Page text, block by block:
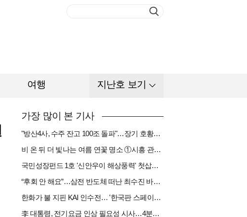
여행 지난호 보기
가장 많이 본 기사
"방산4사, 수주 잔고 100조 돌파"…장기 호황기 들어섰다[다시 나는 K방산①]
비 온 뒤 더 빛나는 여름 연꽃 명소 ①시흥 관곡지
국민성장펀드 1호 '신안우이 해상풍력' 첫삽…바람소득 시동[하반기 에너지②]
“후회 안 해요”…삼전 반도체 떠난 최수진 바텐더의 ‘피어오름’[피플]
한화가 불 지핀 KAI 인수전… '한국판 스페이스X' 탄생 촉각[다시 나는 K방산③]
李 대통령, 전기요금 인상 필요성 시사…4분기엔 오를까